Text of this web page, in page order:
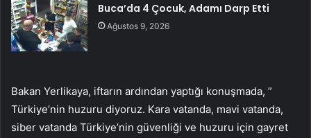
Buca’da 4 Çocuk, Adamı Darp Etti
Ağustos 9, 2026
Bakan Yerlikaya, iftarın ardından yaptığı konuşmada, ”
Türkiye’nin huzuru diyoruz. Kara vatanda, mavi vatanda,
siber vatanda Türkiye’nin güvenliği ve huzuru için gayret